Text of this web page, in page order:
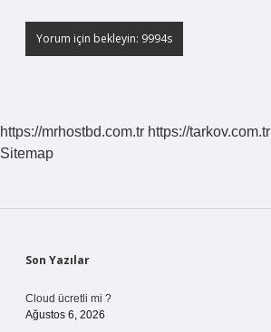
https://mrhostbd.com.tr https://tarkov.com.tr
Sitemap
Sidebar
Son Yazılar
Cloud ücretli mi ?
Ağustos 6, 2026